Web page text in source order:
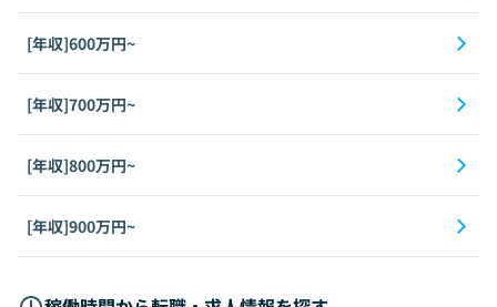
[年収]600万円~
[年収]700万円~
[年収]800万円~
[年収]900万円~